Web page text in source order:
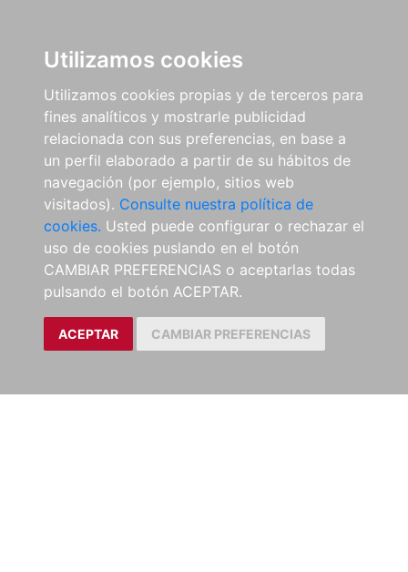
Utilizamos cookies
Utilizamos cookies propias y de terceros para
fines analíticos y mostrarle publicidad
relacionada con sus preferencias, en base a
un perfil elaborado a partir de su hábitos de
navegación (por ejemplo, sitios web
visitados). Consulte nuestra política de
cookies. Usted puede configurar o rechazar el
uso de cookies puslando en el botón
CAMBIAR PREFERENCIAS o aceptarlas todas
pulsando el botón ACEPTAR.
ACEPTAR CAMBIAR PREFERENCIAS